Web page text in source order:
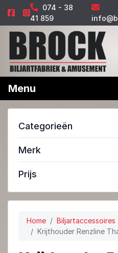
074 - 38
41 859
Menu
Categorieën
Merk
Prijs
Home Biljartaccessoires
Krijthouder Renzline